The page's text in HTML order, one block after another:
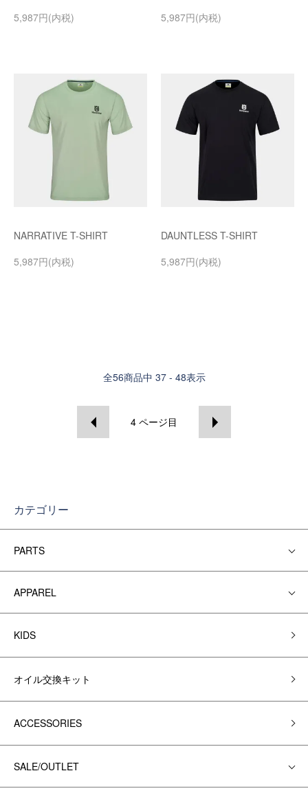
5,987円(内税) 5,987円(内税)
NARRATIVE T-SHIRT
5,987円(内税)
DAUNTLESS T-SHIRT
5,987円(内税)
全56商品中 37 - 48表示
4 ページ目
カテゴリー
PARTS
APPAREL
KIDS
オイル交換キット
ACCESSORIES
SALE/OUTLET